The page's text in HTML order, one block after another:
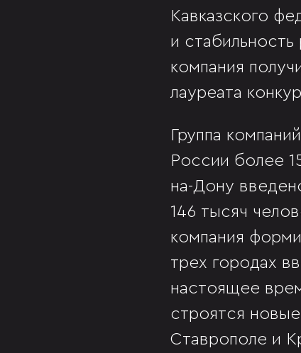
Кавказского
и
компания
лауреата
Группа
России более
на-Дону
146 тысяч
компания
трех городах
настоящее
строятся
Ставрополе и